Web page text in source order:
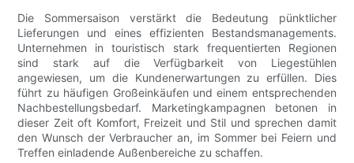
Die Sommersaison verstärkt die Bedeutung pünktlicher
Lieferungen und eines effizienten Bestandsmanagements.
Unternehmen in touristisch stark frequentierten Regionen
sind stark auf die Verfügbarkeit von Liegestühlen
angewiesen, um die Kundenerwartungen zu erfüllen. Dies
führt zu häufigen Großeinkäufen und einem entsprechenden
Nachbestellungsbedarf. Marketingkampagnen betonen in
dieser Zeit oft Komfort, Freizeit und Stil und sprechen damit
den Wunsch der Verbraucher an, im Sommer bei Feiern und
Treffen einladende Außenbereiche zu schaffen.